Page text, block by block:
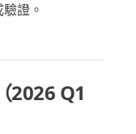
證。
2026 Q1